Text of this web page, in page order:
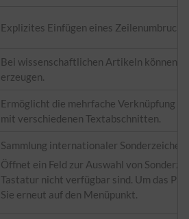
Explizites Einfügen eines Zeilenumbruchs.
Bei wissenschaftlichen Artikeln können
erzeugen.
Ermöglicht die mehrfache Verknüpfung
mit verschiedenen Textabschnitten.
Sammlung internationaler Sonderzeichen.
Öffnet ein Feld zur Auswahl von
Tastatur nicht verfügbar sind. Um das
Sie erneut auf den Menüpunkt.